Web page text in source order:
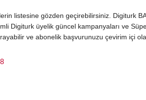
listesine gözden geçirebilirsiniz. Digiturk
Digiturk üyelik güncel kampanyaları ve
ve abonelik başvurunuzu çevirim içi